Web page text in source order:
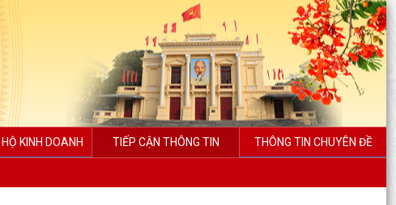
KINH DOANH TIẾP CẬN THÔNG TIN THÔNG TIN CHUYÊN ĐỀ